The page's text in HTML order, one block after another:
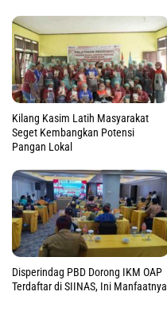
Kilang Kasim Latih Masyarakat
Seget Kembangkan Potensi
Pangan Lokal
Disperindag PBD Dorong IKM OAP
Terdaftar di SIINAS, Ini Manfaatnya